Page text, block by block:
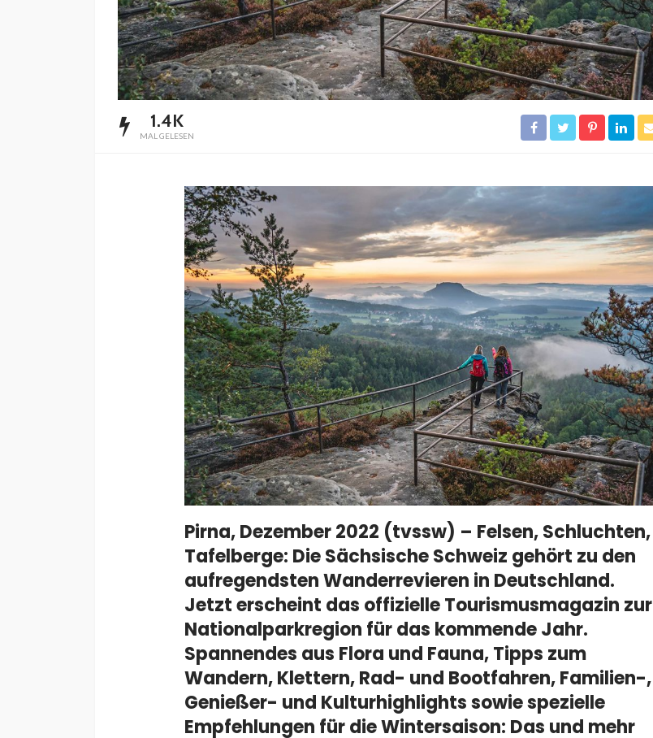
1.4K
MAL GELESEN
Pirna, Dezember 2022 (tvssw) – Felsen, Schluchten,
Tafelberge: Die Sächsische Schweiz gehört zu den
aufregendsten Wanderrevieren in Deutschland.
Jetzt erscheint das offizielle Tourismusmagazin zur
Nationalparkregion für das kommende Jahr.
Spannendes aus Flora und Fauna, Tipps zum
Wandern, Klettern, Rad- und Bootfahren, Familien-,
Genießer- und Kulturhighlights sowie spezielle
Empfehlungen für die Wintersaison: Das und mehr